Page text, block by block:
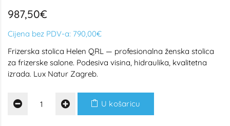
987,50€
Cijena bez PDV-a: 790,00€
Frizerska stolica Helen QRL — profesionalna ženska stolica
za frizerske salone. Podesiva visina, hidraulika, kvalitetna
izrada. Lux Natur Zagreb.
U košaricu